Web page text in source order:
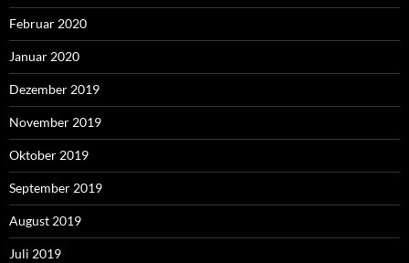
Februar 2020
Januar 2020
Dezember 2019
November 2019
Oktober 2019
September 2019
August 2019
Juli 2019